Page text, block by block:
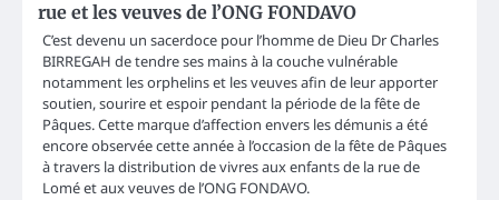
rue et les veuves de l’ONG FONDAVO
C’est devenu un sacerdoce pour l’homme de Dieu Dr Charles
BIRREGAH de tendre ses mains à la couche vulnérable
notamment les orphelins et les veuves afin de leur apporter
soutien, sourire et espoir pendant la période de la fête de
Pâques. Cette marque d’affection envers les démunis a été
encore observée cette année à l’occasion de la fête de Pâques
à travers la distribution de vivres aux enfants de la rue de
Lomé et aux veuves de l’ONG FONDAVO.